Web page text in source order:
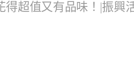
得超值又有品味！|振興